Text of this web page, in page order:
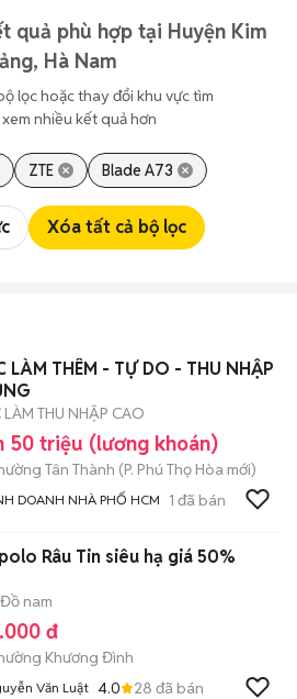
quả phù hợp tại Huyện Kim
Hà Nam
lọc hoặc thay đổi khu vực tìm
nhiều kết quả hơn
ZTE Blade A73
Xóa tất cả bộ lọc
LÀM THÊM - TỰ DO - THU NHẬP
LÀM THU NHẬP CAO
50 triệu (lương khoán)
Tân Thành (P. Phú Thọ Hòa mới)
DOANH NHÀ PHỐ HCM 1 đã bán
Râu Tin siêu hạ giá 50%
Đồ nam
đ
Khương Đình
Văn Luật 4.0 28 đã bán